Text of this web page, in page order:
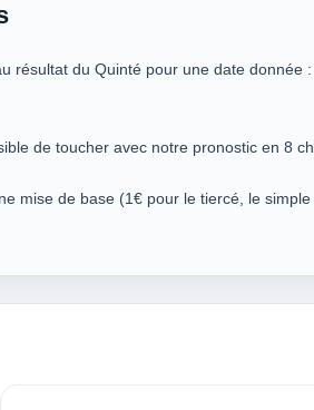
résultat du Quinté pour une date
de toucher avec notre pronostic en 8
mise de base (1€ pour le tiercé, le